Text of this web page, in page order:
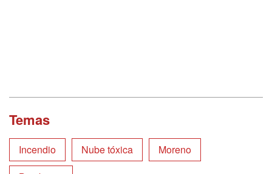
Temas
Incendio Nube tóxica
Moreno